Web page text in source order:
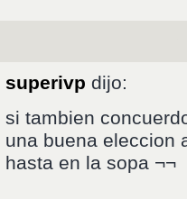
superivp dijo:
si tambien
una buena eleccion
hasta en la sopa ¬¬